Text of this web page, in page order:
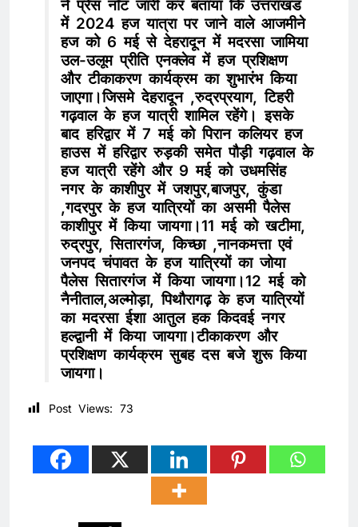
ने प्रेस नॉट जारी कर बताया कि उत्तराखंड
में 2024 हज यात्रा पर जाने वाले आजमीने
हज को 6 मई से देहरादून में मदरसा जामिया
उल-उलूम प्रीति एनक्लेव में हज प्रशिक्षण
और टीकाकरण कार्यक्रम का शुभारंभ किया
जाएगा।जिसमे देहरादून ,रुद्रप्रयाग, टिहरी
गढ़वाल के हज यात्री शामिल रहेंगे। इसके
बाद हरिद्वार में 7 मई को पिरान कलियर हज
हाउस में हरिद्वार रुड़की समेत पौड़ी गढ़वाल के
हज यात्री रहेंगे और 9 मई को उधमसिंह
नगर के काशीपुर में जशपुर,बाजपुर, कुंडा
,गदरपुर के हज यात्रियों का असमी पैलेस
काशीपुर में किया जायगा।11 मई को खटीमा,
रुद्रपुर, सितारगंज, किच्छा ,नानकमत्ता एवं
जनपद चंपावत के हज यात्रियों का जोया
पैलेस सितारगंज में किया जायगा।12 मई को
नैनीताल,अल्मोड़ा, पिथौरागढ़ के हज यात्रियों
का मदरसा ईशा आतुल हक किदवई नगर
हल्द्वानी में किया जायगा।टीकाकरण और
प्रशिक्षण कार्यक्रम सुबह दस बजे शुरू किया
जायगा।
Post Views: 73